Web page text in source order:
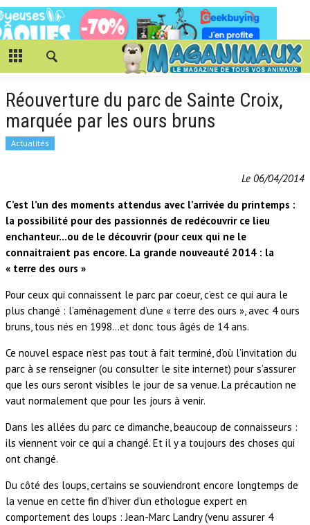
Réouverture du parc de Sainte Croix,
marquée par les ours bruns
Actualités
Le 06/04/2014
C’est l’un des moments attendus avec l’arrivée du printemps :
la possibilité pour des passionnés de redécouvrir ce lieu
enchanteur…ou de le découvrir (pour ceux qui ne le
connaitraient pas encore. La grande nouveauté 2014 : la
« terre des ours »
Pour ceux qui connaissent le parc par coeur, c’est ce qui aura le
plus changé : l’aménagement d’une « terre des ours », avec 4 ours
bruns, tous nés en 1998…et donc tous âgés de 14 ans.
Ce nouvel espace n’est pas tout à fait terminé, d’où l’invitation du
parc à se renseigner (ou consulter le site internet) pour s’assurer
que les ours seront visibles le jour de sa venue. La précaution ne
vaut normalement que pour les jours à venir.
Dans les allées du parc ce dimanche, beaucoup de connaisseurs :
ils viennent voir ce qui a changé. Et il y a toujours des choses qui
ont changé.
Du côté des loups, certains se souviendront encore longtemps de
la venue en cette fin d’hiver d’un ethologue expert en
comportement des loups : Jean-Marc Landry (venu assurer 4